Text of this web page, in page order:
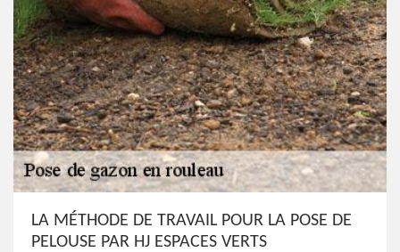
LA MÉTHODE DE TRAVAIL POUR LA POSE DE
PELOUSE PAR HJ ESPACES VERTS